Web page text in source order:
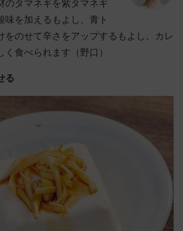
のタマネギを紫タマネギ
味を加えるもよし、青ト
をのせて辛さをアップするもよし。カレ
く食べられます（野口）
る